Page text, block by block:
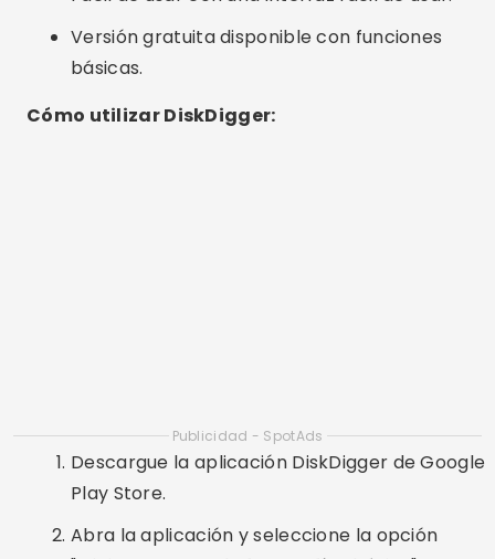
Versión gratuita disponible con funciones
básicas.
Cómo utilizar DiskDigger:
fotos que desea recuperar y guárdelas en una
ubicación segura.
dr.fone